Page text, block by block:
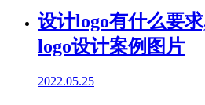
设计logo有什么要
logo设计案例图片
2022.05.25